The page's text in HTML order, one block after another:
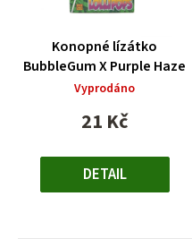
Konopné lízátko
BubbleGum X Purple Haze
Vyprodáno
21 KčMěrná
DETAIL